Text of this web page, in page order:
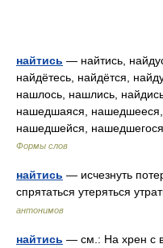
найтись — найтись,
найдётесь, найдётся,
нашлось, нашлись,
нашедшаяся,
нашедшейся,
Формы слов
найтись — исчезнуть
спрятаться утеряться
антонимов
найтись — см.: На хрен с